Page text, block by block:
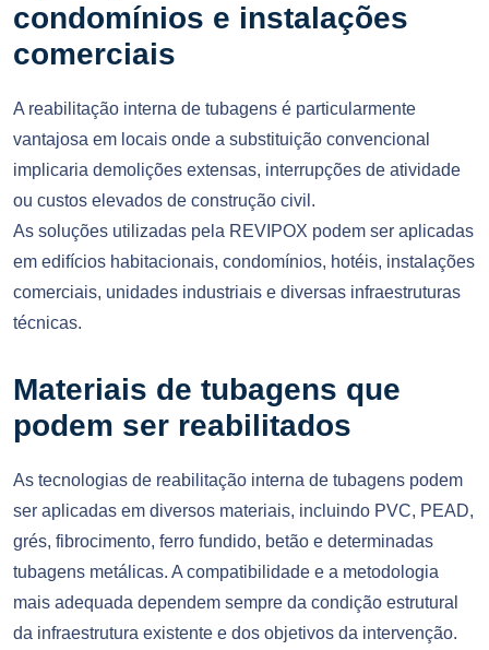
condomínios e instalações
comerciais
A reabilitação interna de tubagens é particularmente
vantajosa em locais onde a substituição convencional
implicaria demolições extensas, interrupções de atividade
ou custos elevados de construção civil.
As soluções utilizadas pela REVIPOX podem ser aplicadas
em edifícios habitacionais, condomínios, hotéis, instalações
comerciais, unidades industriais e diversas infraestruturas
técnicas.
Materiais de tubagens que
podem ser reabilitados
As tecnologias de reabilitação interna de tubagens podem
ser aplicadas em diversos materiais, incluindo PVC, PEAD,
grés, fibrocimento, ferro fundido, betão e determinadas
tubagens metálicas. A compatibilidade e a metodologia
mais adequada dependem sempre da condição estrutural
da infraestrutura existente e dos objetivos da intervenção.